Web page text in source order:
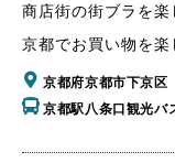
商店街の街ブラを楽
京都でお買い物を楽
京都府京都市下京区
京都駅八条口観光バ